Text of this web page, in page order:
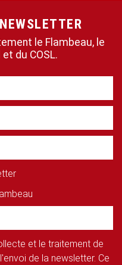
le Flambeau, le
du COSL.
et le traitement de
de la newsletter. Ce